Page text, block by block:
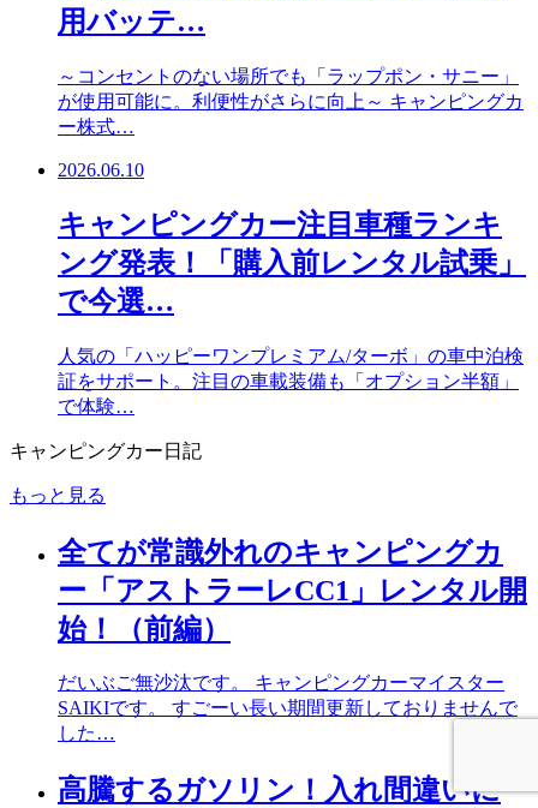
用バッテ…
～コンセントのない場所でも「ラップポン・サニー」
が使用可能に。利便性がさらに向上～ キャンピングカ
ー株式…
2026.06.10
キャンピングカー注目車種ランキ
ング発表！「購入前レンタル試乗」
で今選…
人気の「ハッピーワンプレミアム/ターボ」の車中泊検
証をサポート。注目の車載装備も「オプション半額」
で体験…
キャンピングカー日記
もっと見る
全てが常識外れのキャンピングカ
ー「アストラーレCC1」レンタル開
始！（前編）
だいぶご無沙汰です。 キャンピングカーマイスター
SAIKIです。 すごーい長い期間更新しておりませんで
した…
高騰するガソリン！入れ間違いに